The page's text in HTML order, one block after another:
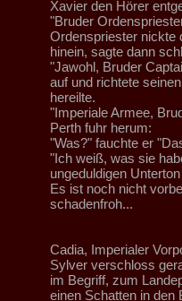
Xavier den Hörer
"Bruder
Ordenspriester nickte
hinein, sagte dann
"Jawohl, Bruder
auf und richtete
hereilte.
"Imperiale Armee,
Perth fuhr herum:
"Was?" fauchte er
"Ich weiß, was sie
ungeduldigen
Es ist noch nicht
schadenfroh...
Cadia, Imperialer
Sylver verschloss
im Begriff, zum
einen Schatten in den